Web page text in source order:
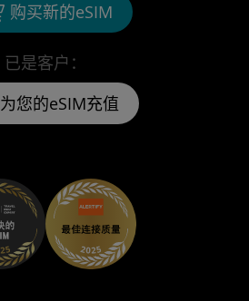
已是客户：
为您的eSIM充值
购买新的eSIM